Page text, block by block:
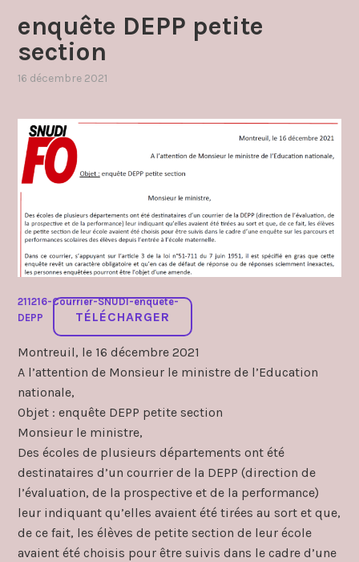
enquête DEPP petite
section
16 décembre 2021
211216-Courrier-SNUDI-enquete-
DEPP
TÉLÉCHARGER
Montreuil, le 16 décembre 2021
A l’attention de Monsieur le ministre de l’Education
nationale,
Objet : enquête DEPP petite section
Monsieur le ministre,
Des écoles de plusieurs départements ont été
destinataires d’un courrier de la DEPP (direction de
l’évaluation, de la prospective et de la performance)
leur indiquant qu’elles avaient été tirées au sort et que,
de ce fait, les élèves de petite section de leur école
avaient été choisis pour être suivis dans le cadre d’une